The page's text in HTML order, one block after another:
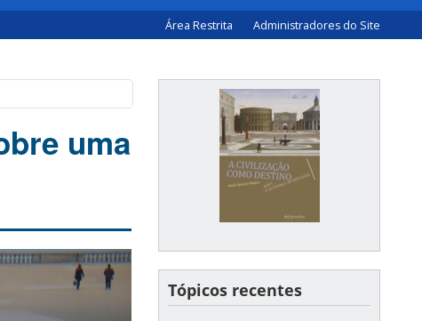
Área Restrita Administradores do Site
uma
Tópicos recentes